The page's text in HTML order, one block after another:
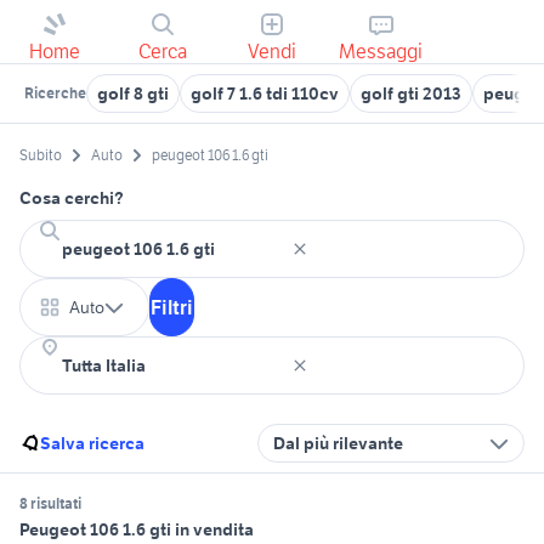
Home Cerca Vendi Messaggi
Ricerche golf 8 gti golf 7 1.6 tdi 110cv golf gti 2013
Subito Auto peugeot 106 1.6 gti
Cosa cerchi?
Auto Filtri
Salva ricerca Dal più rilevante
8 risultati
Peugeot 106 1.6 gti in vendita